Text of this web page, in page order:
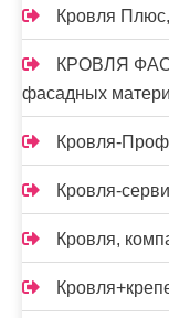
Кровля
КРОВЛЯ
фасадных
Кровля-
Кровля-
Кровля,